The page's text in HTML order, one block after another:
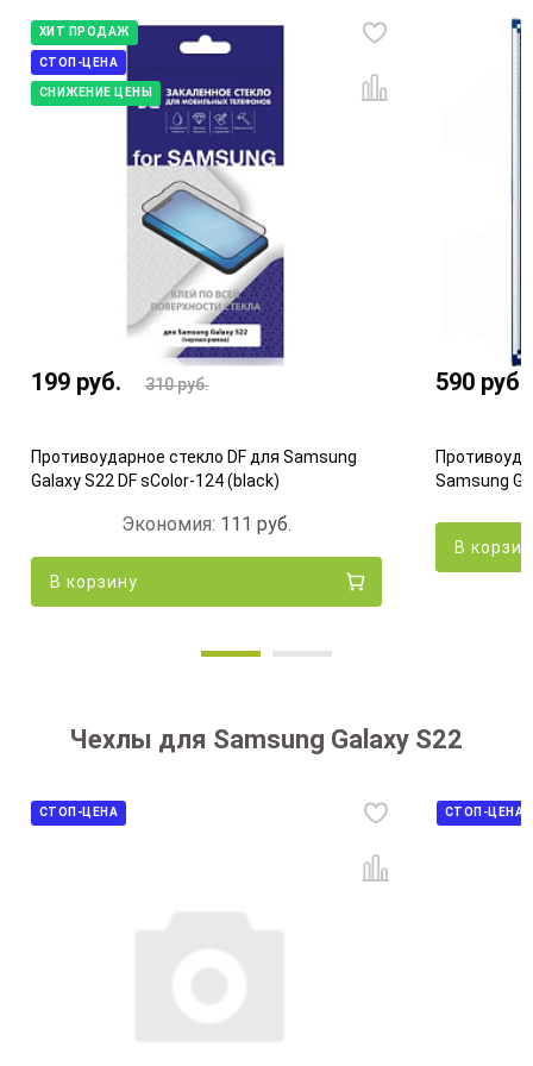
ХИТ ПРОДАЖ
СТОП-ЦЕНА
СНИЖЕНИЕ ЦЕНЫ
199 руб. 310руб.
Противоударное стекло DF для Samsung
Galaxy S22 DF sColor-124 (black)
Экономия: 111 руб.
В корзину
590 руб.
Samsung
В
Чехлы для Samsung Galaxy S22
СТОП-ЦЕНА СТОП-ЦЕНА